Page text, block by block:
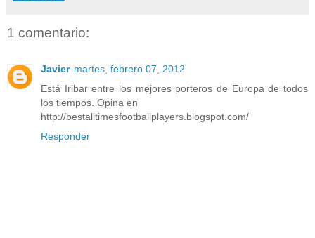
1 comentario:
Javier martes, febrero 07, 2012
Está Iribar entre los mejores porteros de Europa de todos
los tiempos. Opina en
http://bestalltimesfootballplayers.blogspot.com/
Responder